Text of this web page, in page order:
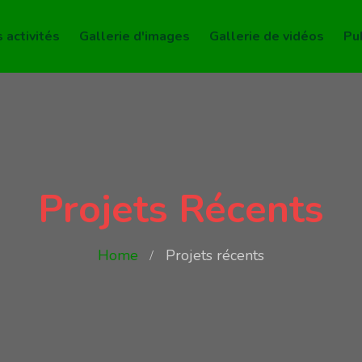
activités Gallerie d'images Gallerie de vidéos
Projets Récents
Home Projets récents